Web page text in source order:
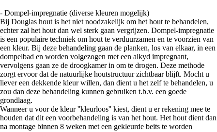
- Dompel-impregnatie (diverse kleuren mogelijk)
Bij Douglas hout is het niet noodzakelijk om het hout te behandelen,
echter zal het hout dan wel sterk gaan vergrijzen. Dompel-impregnatie
is een populaire techniek om hout te verduurzamen en te voorzien van
een kleur. Bij deze behandeling gaan de planken, los van elkaar, in een
dompelbad en worden volgezogen met een alkyd impregnant,
vervolgens gaan ze de droogkamer in om te drogen. Deze methode
zorgt ervoor dat de natuurlijke houtstructuur zichtbaar blijft. Mocht u
liever een dekkende kleur willen, dan dient u het zelf te behandelen, u
zou dan deze behandeling kunnen gebruiken t.b.v. een goede
grondlaag.
Wanneer u voor de kleur ''kleurloos'' kiest, dient u er rekening mee te
houden dat dit een voorbehandeling is van het hout. Het hout dient dan
na montage binnen 8 weken met een gekleurde beits te worden